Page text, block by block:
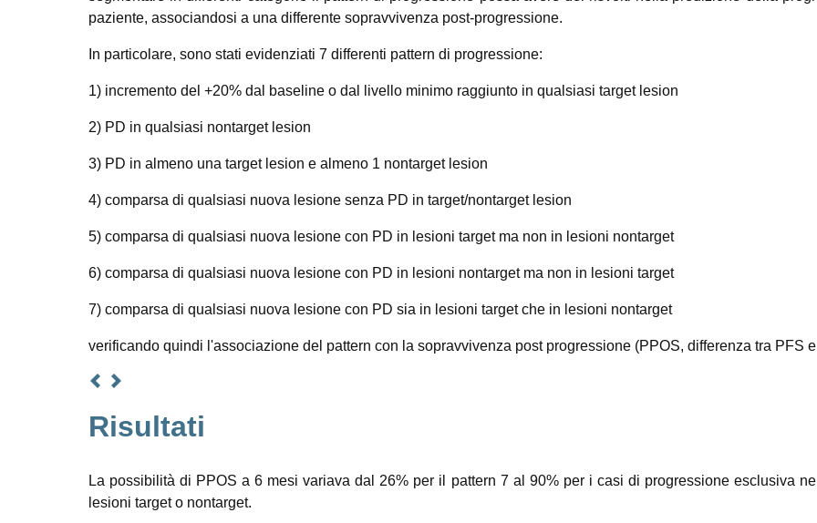
paziente, associandosi a una differente sopravvivenza post-progressione.
In particolare, sono stati evidenziati 7 differenti pattern di progressione:
1) incremento del +20% dal baseline o dal livello minimo raggiunto in qualsiasi target lesion
2) PD in qualsiasi nontarget lesion
3) PD in almeno una target lesion e almeno 1 nontarget lesion
4) comparsa di qualsiasi nuova lesione senza PD in target/nontarget lesion
5) comparsa di qualsiasi nuova lesione con PD in lesioni target ma non in lesioni nontarget
6) comparsa di qualsiasi nuova lesione con PD in lesioni nontarget ma non in lesioni target
7) comparsa di qualsiasi nuova lesione con PD sia in lesioni target che in lesioni nontarget
verificando quindi l'associazione del pattern con la sopravvivenza post progressione (PPOS, differenza tra PFS
Risultati
La possibilità di PPOS a 6 mesi variava dal 26% per il pattern 7 al 90% per i casi di progressione esclusiva
lesioni target o nontarget.